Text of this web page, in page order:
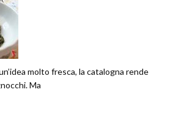
molto fresca, la catalogna rende
Ma